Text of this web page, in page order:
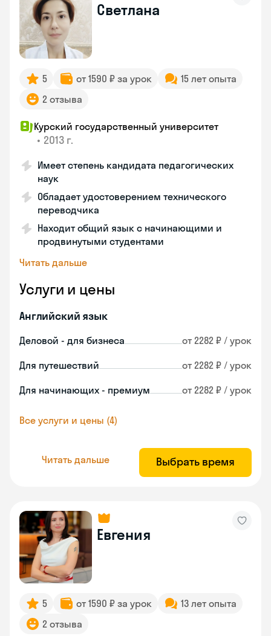
Светлана
5 от 1590 ₽ за урок
15 лет опыта
2 отзыва
Курский государственный университет
• 2013 г.
Имеет степень кандидата педагогических
наук
Обладает удостоверением технического
переводчика
Находит общий язык с начинающими и
продвинутыми студентами
Читать дальше
Услуги и цены
Английский язык
Деловой - для бизнеса от 2282 ₽ / урок
Для путешествий от 2282 ₽ / урок
Для начинающих - премиум от 2282 ₽ / урок
Все услуги и цены (4)
Читать дальше Выбрать время
Евгения
5 от 1590 ₽ за урок
13 лет опыта
2 отзыва